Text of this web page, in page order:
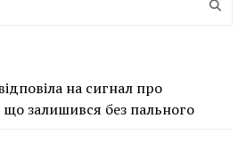
на сигнал про
залишився без пального